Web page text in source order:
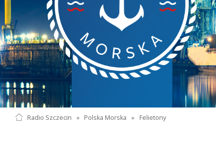
Radio Szczecin » Polska Morska » Felietony